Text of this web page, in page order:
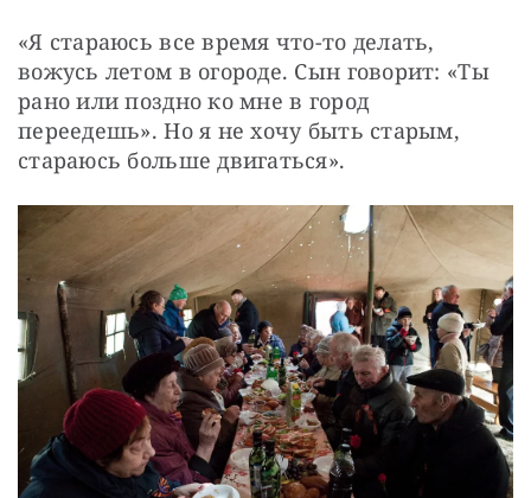
«Я стараюсь все время что-то делать,
вожусь летом в огороде. Сын говорит: «Ты
рано или поздно ко мне в город
переедешь». Но я не хочу быть старым,
стараюсь больше двигаться».